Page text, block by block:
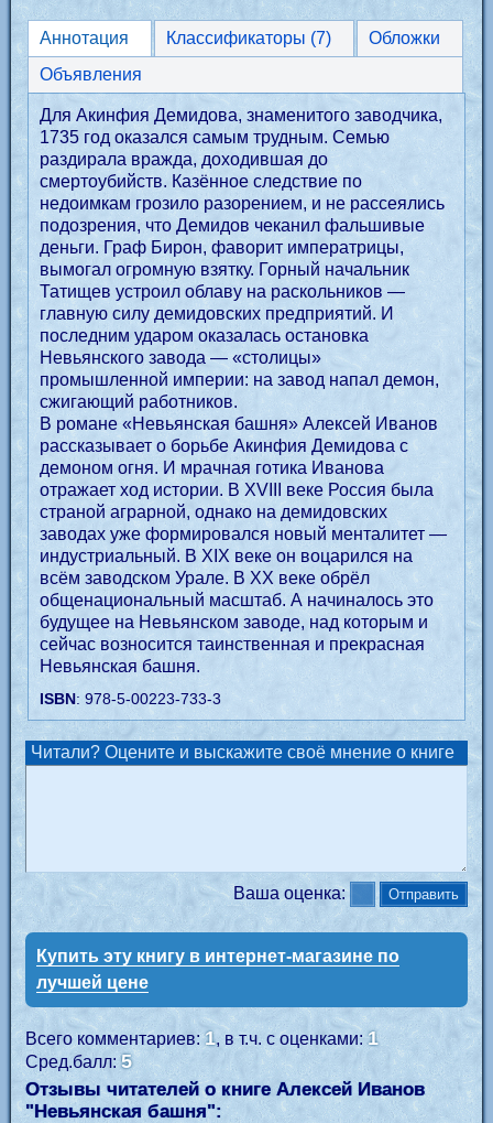
Аннотация Классификаторы (7)
Обложки
Объявления
Для Акинфия Демидова, знаменитого заводчика,
1735 год оказался самым трудным. Семью
раздирала вражда, доходившая до
смертоубийств. Казённое следствие по
недоимкам грозило разорением, и не рассеялись
подозрения, что Демидов чеканил фальшивые
деньги. Граф Бирон, фаворит императрицы,
вымогал огромную взятку. Горный начальник
Татищев устроил облаву на раскольников —
главную силу демидовских предприятий. И
последним ударом оказалась остановка
Невьянского завода — «столицы»
промышленной империи: на завод напал демон,
сжигающий работников.
В романе «Невьянская башня» Алексей Иванов
рассказывает о борьбе Акинфия Демидова с
демоном огня. И мрачная готика Иванова
отражает ход истории. В XVIII веке Россия была
страной аграрной, однако на демидовских
заводах уже формировался новый менталитет —
индустриальный. В XIX веке он воцарился на
всём заводском Урале. В XX веке обрёл
общенациональный масштаб. А начиналось это
будущее на Невьянском заводе, над которым и
сейчас возносится таинственная и прекрасная
Невьянская башня.
ISBN: 978-5-00223-733-3
Читали? Оцените и выскажите своё мнение о книге
Ваша оценка:
Купить эту книгу в интернет-магазине по
лучшей цене
Всего комментариев:1, в т.ч. с оценками:1
Сред.балл:5
Отзывы читателей о книге Алексей Иванов
"Невьянская башня":